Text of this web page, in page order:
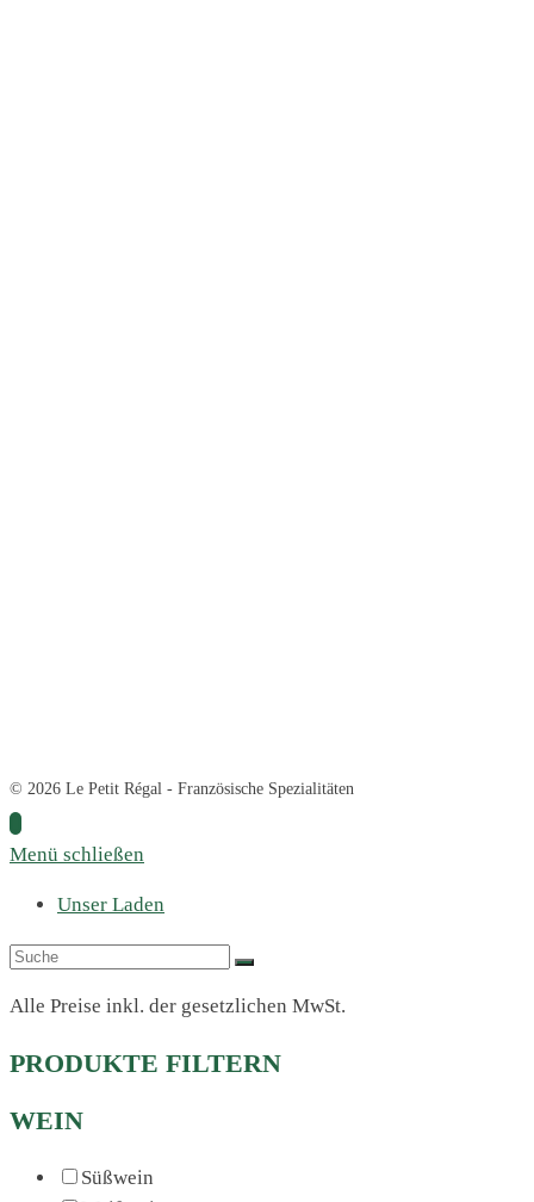
© 2026 Le Petit Régal - Französische Spezialitäten
Menü schließen
Unser Laden
Alle Preise inkl. der gesetzlichen MwSt.
PRODUKTE FILTERN
WEIN
Süßwein